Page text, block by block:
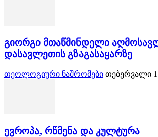
გიორგი მთაწმინდელი
დასავლეთის გზაგასაყარზე
თეოლოგიური ნაშრომები თებერვალი
ევროპა, რწმენა და კულტურა